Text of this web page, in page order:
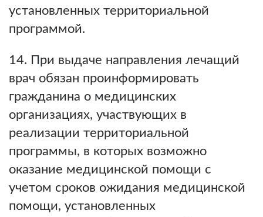
установленных территориальной
программой.
14. При выдаче направления лечащий
врач обязан проинформировать
гражданина о медицинских
организациях, участвующих в
реализации территориальной
программы, в которых возможно
оказание медицинской помощи с
учетом сроков ожидания медицинской
помощи, установленных